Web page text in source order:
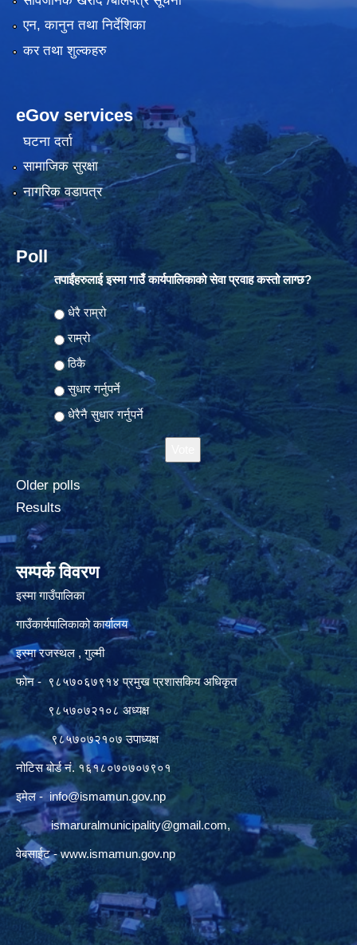
एन, कानुन तथा निर्देशिका
कर तथा शुल्कहरु
eGov services
घटना दर्ता
सामाजिक सुरक्षा
नागरिक वडापत्र
Poll
तपाईंहरुलाई इस्मा गाउँ कार्यपालिकाको सेवा प्रवाह कस्तो लाग्छ?
Choices
धेरै राम्रो
राम्रो
ठिकै
सुधार गर्नुपर्ने
धेरैनै सुधार गर्नुपर्ने
Older polls
Results
सम्पर्क विवरण
इस्मा गाउँपालिका
गाउँकार्यपालिकाको कार्यालय
इस्मा रजस्थल , गुल्मी
फोन - ९८५७०६७९१४ प्रमुख प्रशासकिय अधिकृत
९८५७०७२१०८ अध्यक्ष
९८५७०७२१०७ उपाध्यक्ष
नोटिस बोर्ड नं. १६१८०७०७०७९०१
इमेल - info@ismamun.gov.np
ismaruralmunicipality@gmail.com,
वेबसाईट -www.ismamun.gov.np